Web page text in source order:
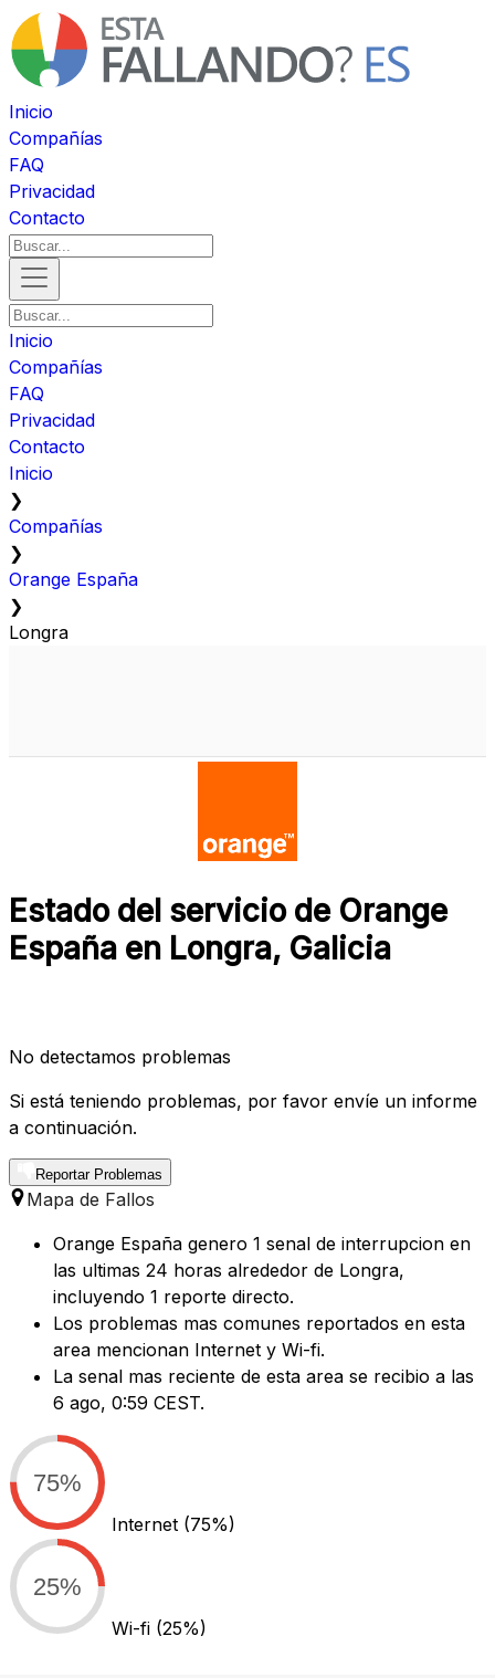
Inicio
Compañías
FAQ
Privacidad
Contacto
Inicio
Compañías
FAQ
Privacidad
Contacto
Inicio
❯
Compañías
❯
Orange España
❯
Longra
Estado del servicio de Orange
España en Longra, Galicia
No detectamos problemas
Si está teniendo problemas, por favor envíe un informe
a continuación.
Reportar Problemas
Mapa de Fallos
Orange España genero 1 senal de interrupcion en
las ultimas 24 horas alrededor de Longra,
incluyendo 1 reporte directo.
Los problemas mas comunes reportados en esta
area mencionan Internet y Wi-fi.
La senal mas reciente de esta area se recibio a las
6 ago, 0:59 CEST.
75%
Internet (75%)
25%
Wi-fi (25%)